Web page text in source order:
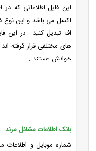
این فایل اطلاعاتی که در
اکسل می باشد و این نوع
اف تبدیل کنید . در این
های مختلفی قرار گرفته
خوانش هستند .
بانک اطلاعات مشاغل مرند
شماره موبایل و